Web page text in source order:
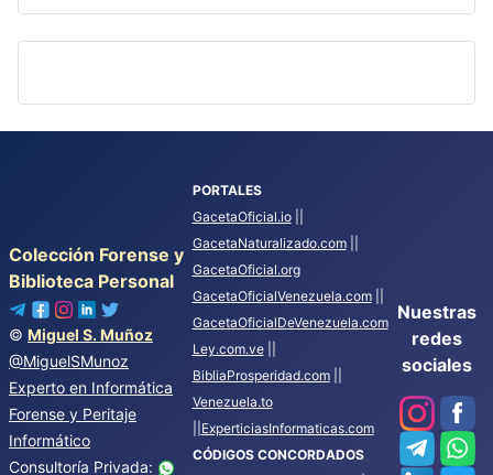
Colección Forense y
Biblioteca Personal
© Miguel S. Muñoz
@MiguelSMunoz
Experto en Informática
Forense y Peritaje
Informático
Consultoría Privada:
PORTALES
GacetaOficial.io||
GacetaNaturalizado.com||
GacetaOficial.org
GacetaOficialVenezuela.com||
GacetaOficialDeVenezuela.com
Ley.com.ve||
BibliaProsperidad.com||
Venezuela.to
ExperticiasInformaticas.com
CÓDIGOS CONCORDADOS
Nuestras
redes
sociales